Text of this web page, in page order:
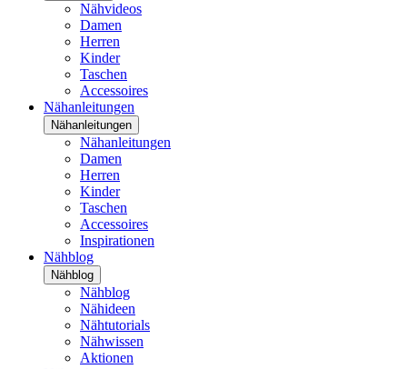
Nähvideos
Damen
Herren
Kinder
Taschen
Accessoires
Nähanleitungen
Nähanleitungen
Nähanleitungen
Damen
Herren
Kinder
Taschen
Accessoires
Inspirationen
Nähblog
Nähblog
Nähblog
Nähideen
Nähtutorials
Nähwissen
Aktionen